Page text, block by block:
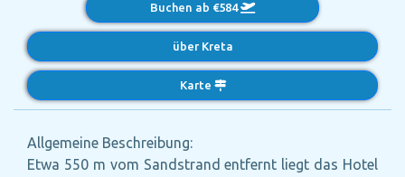
Buchen ab €584
über Kreta
Karte
Allgemeine Beschreibung:
Etwa 550 m vom Sandstrand entfernt liegt das Hotel